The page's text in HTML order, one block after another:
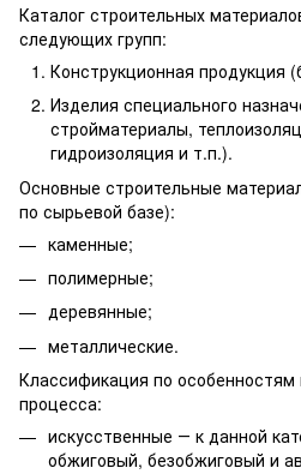
Каталог строительных
следующих групп:
Конструкционная продукция
Изделия специального
стройматериалы,
гидроизоляция и т.п.).
Основные строительные
по сырьевой базе):
каменные;
полимерные;
деревянные;
металлические.
Классификация по особенностям
процесса:
искусственные ― к данной
обжиговый, безобжиговый и